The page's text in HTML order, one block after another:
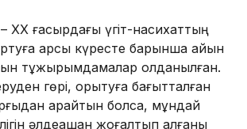
XX ғасырдағы үгіт-насихаттың
қарсы күресте барынша айқын
тұжырымдамалар қолданылған.
гөрі, қорқытуға бағытталған
қарайтын болсақ, мұндай
әлдеқашан жоғалтып алғаны